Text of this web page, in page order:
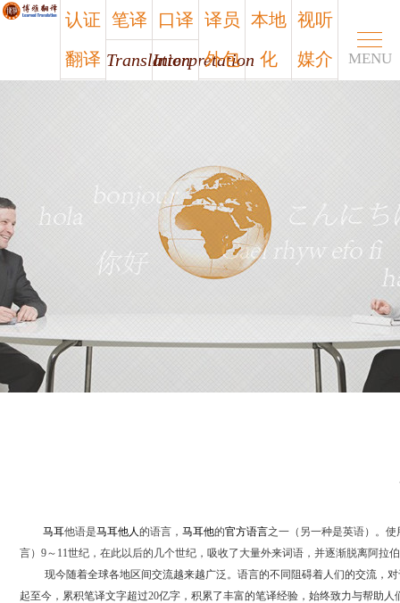
认证
翻译
笔译
Translation
口译
Interpretation
译员
外包
外包
本地
化
化
视听
媒介
MENU
马耳他语是马耳他人的语言， 马耳他的官方语言之一（另一种是英语）。使
言）9～ 11世纪 ，在此以后的几个世纪，吸收了大量外来词语，并逐渐脱离阿拉
现今随着全球各地区间交流越来越广泛。语言的不同阻碍着人们的交流，
起至今，累积笔译文字超过20亿字，积累了丰富的笔译经验，始终致力与帮助